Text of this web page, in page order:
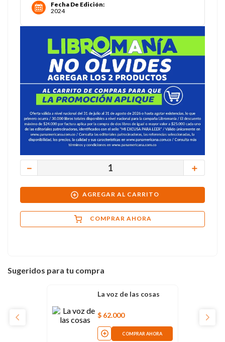
Fecha De Edición:
2024
＋
－
AGREGAR AL CARRITO
COMPRAR AHORA
Sugeridos para tu compra
La voz de las cosas
$ 62.000
COMPRAR AHORA